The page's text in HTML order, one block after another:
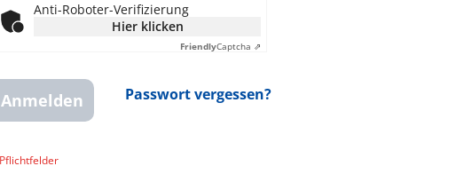
Anti-Roboter-Verifizierung
Hier klicken
FriendlyCaptcha ⇗
Anmelden Passwort vergessen?